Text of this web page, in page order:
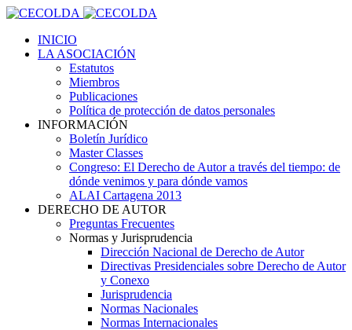
INICIO
LA ASOCIACIÓN
Estatutos
Miembros
Publicaciones
Política de protección de datos personales
INFORMACIÓN
Boletín Jurídico
Master Classes
Congreso: El Derecho de Autor a través del tiempo: de
dónde venimos y para dónde vamos
ALAI Cartagena 2013
DERECHO DE AUTOR
Preguntas Frecuentes
Normas y Jurisprudencia
Dirección Nacional de Derecho de Autor
Directivas Presidenciales sobre Derecho de Autor
y Conexo
Jurisprudencia
Normas Nacionales
Normas Internacionales